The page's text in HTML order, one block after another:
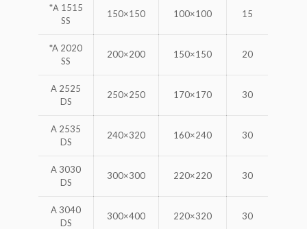
*Α 1515
SS
150×150 100×100 15
*A 2020
SS
200×200 150×150 20
A 2525
DS
250×250 170×170 30
A 2535
DS
240×320 160×240 30
A 3030
DS
300×300 220×220 30
A 3040
DS
300×400 220×320 30